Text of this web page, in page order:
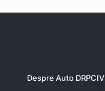
Despre Auto DRPCIV